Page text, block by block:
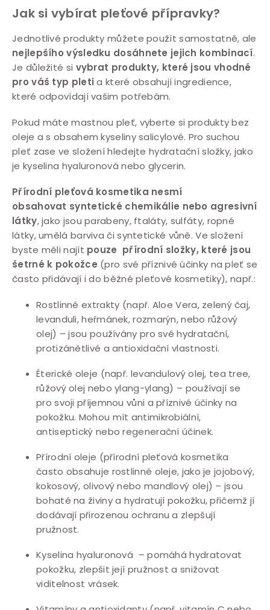
Jak si vybírat pleťové přípravky?
Jednotlivé produkty můžete použít samostatně, ale
nejlepšího výsledku dosáhnete jejich kombinací.
Je důležité si vybrat produkty, které jsou vhodné
pro váš typ pleti a které obsahují ingredience,
které odpovídají vašim potřebám.
Pokud máte mastnou pleť, vyberte si produkty bez
oleje a s obsahem kyseliny salicylové. Pro suchou
pleť zase ve složení hledejte hydratační složky, jako
je kyselina hyaluronová nebo glycerin.
Přírodní pleťová kosmetika nesmí
obsahovat syntetické chemikálie nebo agresivní
látky, jako jsou parabeny, ftaláty, sulfáty, ropné
látky, umělá barviva či syntetické vůně. Ve složení
byste měli najít pouze přírodní složky, které jsou
šetrné k pokožce (pro své příznivé účinky na pleť se
často přidávají i do běžné pleťové kosmetiky), např.:
Rostlinné extrakty (např. Aloe Vera, zelený čaj,
levanduli, heřmánek, rozmarýn, nebo růžový
olej) – jsou používány pro své hydratační,
protizánětlivé a antioxidační vlastnosti.
Éterické oleje (např. levandulový olej, tea tree,
růžový olej nebo ylang-ylang) – používají se
pro svoji příjemnou vůni a příznivé účinky na
pokožku. Mohou mít antimikrobiální,
antiseptický nebo regenerační účinek.
Přírodní oleje (přírodní pleťová kosmetika
často obsahuje rostlinné oleje, jako je jojobový,
kokosový, olivový nebo mandlový olej) – jsou
bohaté na živiny a hydratují pokožku, přičemž jí
dodávají přirozenou ochranu a zlepšují
pružnost.
Kyselina hyaluronová – pomáhá hydratovat
pokožku, zlepšit její pružnost a snižovat
viditelnost vrásek.